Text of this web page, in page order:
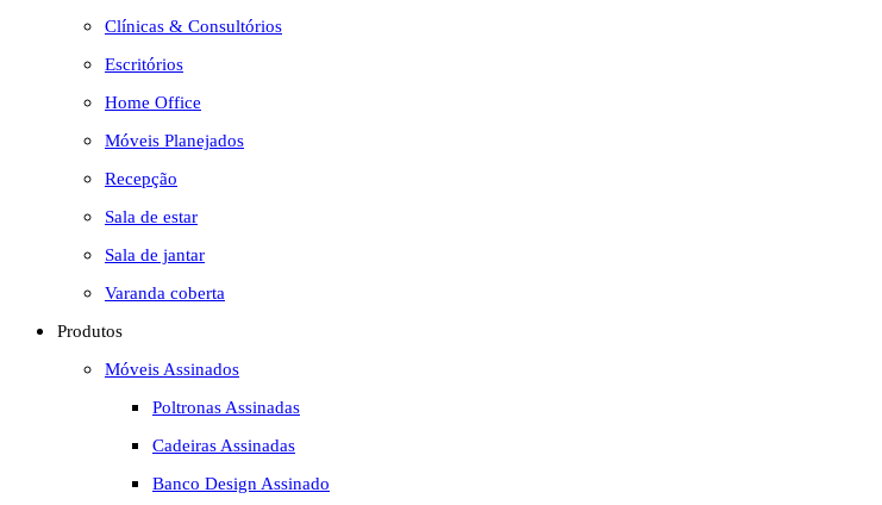
Clínicas & Consultórios
Escritórios
Home Office
Móveis Planejados
Recepção
Sala de estar
Sala de jantar
Varanda coberta
Produtos
Móveis Assinados
Poltronas Assinadas
Cadeiras Assinadas
Banco Design Assinado